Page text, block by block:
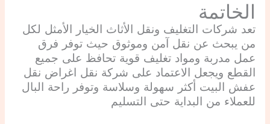
الخاتمة
تعد شركات التغليف ونقل الأثاث الخيار الأمثل لكل
من يبحث عن نقل آمن وموثوق حيث توفر فرق
عمل مدربة ومواد تغليف قوية تحافظ على جميع
القطع ويجعل الاعتماد على شركة نقل اغراض نقل
عفش البيت أكثر سهولة وسلاسة وتوفر راحة البال
للعملاء من البداية حتى التسليم